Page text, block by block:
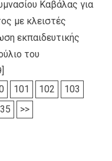
Καβάλας για
με κλειστές
εκπαιδευτικής
του
101 102
103
>>